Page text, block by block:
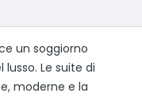
un soggiorno
Le suite di
moderne e la